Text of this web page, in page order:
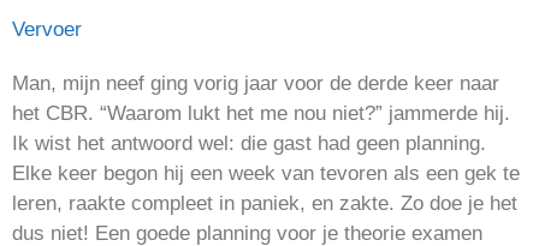
Vervoer
Man, mijn neef ging vorig jaar voor de derde keer naar
het CBR. “Waarom lukt het me nou niet?” jammerde hij.
Ik wist het antwoord wel: die gast had geen planning.
Elke keer begon hij een week van tevoren als een gek te
leren, raakte compleet in paniek, en zakte. Zo doe je het
dus niet! Een goede planning voor je theorie examen